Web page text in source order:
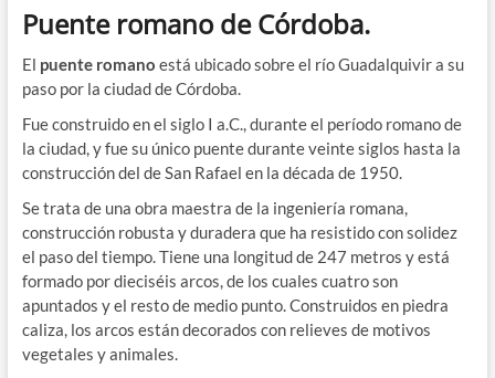
Puente romano de Córdoba.
El puente romano está ubicado sobre el río Guadalquivir a su
paso por la ciudad de Córdoba.
Fue construido en el siglo I a.C., durante el período romano de
la ciudad, y fue su único puente durante veinte siglos hasta la
construcción del de San Rafael en la década de 1950.
Se trata de una obra maestra de la ingeniería romana,
construcción robusta y duradera que ha resistido con solidez
el paso del tiempo. Tiene una longitud de 247 metros y está
formado por dieciséis arcos, de los cuales cuatro son
apuntados y el resto de medio punto. Construidos en piedra
caliza, los arcos están decorados con relieves de motivos
vegetales y animales.